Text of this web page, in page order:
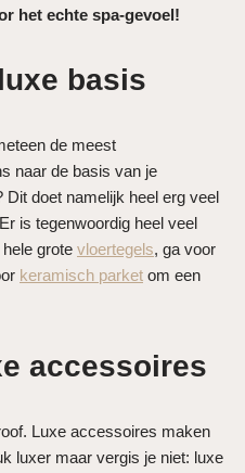
het echte spa-gevoel!
basis
de meest
naar de basis van je
Dit doet namelijk heel erg veel
is tegenwoordig heel veel
grote vloertegels, ga voor
keramisch parket om een
accessoires
Luxe accessoires maken
luxer maar vergis je niet: luxe